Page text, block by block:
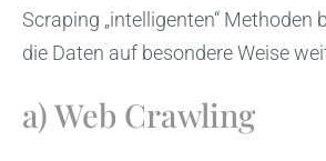
Scraping „intelligenten“ Methoden
die Daten auf besondere Weise
a) Web Crawling